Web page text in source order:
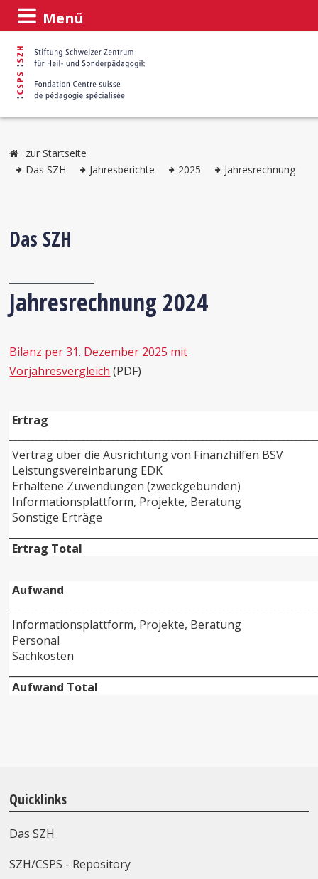
Menü
zur Startseite
Das SZH
Jahresberichte 2025 Jahresrechnung
Das SZH
Jahresrechnung 2024
Bilanz per 31. Dezember 2025 mit
Vorjahresvergleich (PDF)
Ertrag
Vertrag über die Ausrichtung von Finanzhilfen BSV
Leistungsvereinbarung EDK
Erhaltene Zuwendungen (zweckgebunden)
Informationsplattform, Projekte, Beratung
Sonstige Erträge
Ertrag Total
Aufwand
Informationsplattform, Projekte, Beratung
Personal
Sachkosten
Aufwand Total
Quicklinks
Das SZH
SZH/CSPS - Repository